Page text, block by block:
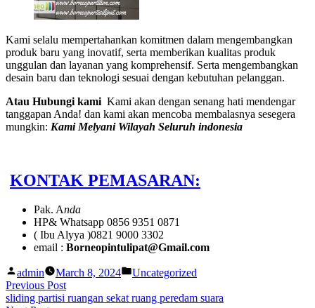
Kami selalu mempertahankan komitmen dalam mengembangkan
produk baru yang inovatif, serta memberikan kualitas produk
unggulan dan layanan yang komprehensif. Serta mengembangkan
desain baru dan teknologi sesuai dengan kebutuhan pelanggan.
Atau Hubungi kami Kami akan dengan senang hati mendengar
tanggapan Anda! dan kami akan mencoba membalasnya sesegera
mungkin: Kami Melyani Wilayah Seluruh indonesia
KONTAK PEMASARAN:
Pak. Anda
HP& Whatsapp 0856 9351 0871
( Ibu Alyya )0821 9000 3302
email : Borneopintulipat@Gmail.com
Posted
by
admin March 8, 2024
Posted
Uncategorized
Post
Previous PostPrevious
post:
sliding partisi ruangan sekat ruang peredam suara